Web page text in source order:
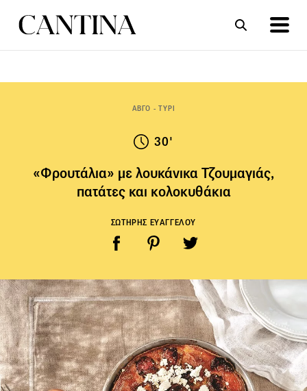
ΑΒΓΟ - ΤΥΡΙ
30'
«Φρουτάλια» με λουκάνικα Τζουμαγιάς,
πατάτες και κολοκυθάκια
ΣΩΤΗΡΗΣ ΕΥΑΓΓΕΛΟΥ